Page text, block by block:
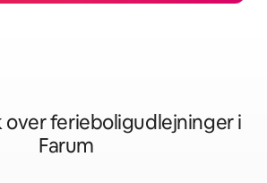
over ferieboligudlejninger i
Farum